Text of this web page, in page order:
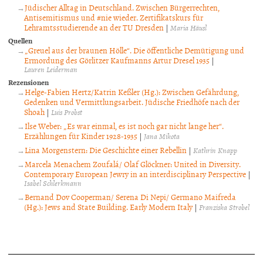
Jüdischer Alltag in Deutschland. Zwischen Bürgerrechten,
Antisemitismus und #nie wieder. Zertifikatskurs für
Lehramtsstudierende an der TU Dresden | Maria Häusl
Quellen
„Greuel aus der braunen Hölle“. Die öffentliche Demütigung und
Ermordung des Görlitzer Kaufmanns Artur Dresel 1935 |
Lauren Leiderman
Rezensionen
Helge-Fabien Hertz/Katrin Keßler (Hg.): Zwischen Gefährdung,
Gedenken und Vermittlungsarbeit. Jüdische Friedhöfe nach der
Shoah | Luis Probst
Ilse Weber: „Es war einmal, es ist noch gar nicht lange her“.
Erzählungen für Kinder 1928-1935 | Jana Mikota
Lina Morgenstern: Die Geschichte einer Rebellin |Kathrin Knapp
Marcela Menachem Zoufalá/ Olaf Glöckner: United in Diversity.
Contemporary European Jewry in an interdisciplinary Perspective |
Isabel Schlerkmann
Bernand Dov Cooperman/ Serena Di Nepi/ Germano Maifreda
(Hg.): Jews and State Building. Early Modern Italy| Franziska Strobel